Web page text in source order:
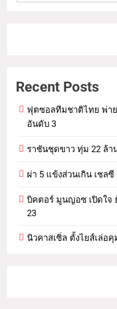
Recent Posts
ฟุตซอลทีมชาติไทย พ่า
อันดับ 3
ราชันชุดขาว ทุ่ม 22 ล้า
ผ่า 5 แข้งส่วนเกิน เชล
บิคตอร์ มูนญอซ เปิดใจ
23
นิวคาสเซิ่ล ตั้งไยส์เล่อ